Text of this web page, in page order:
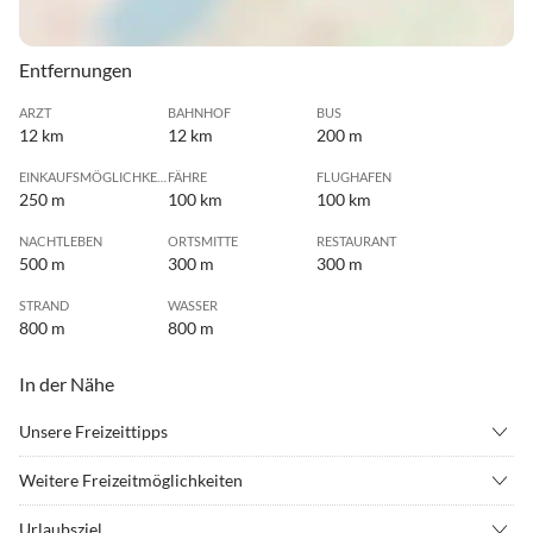
Entfernungen
ARZT
12 km
BAHNHOF
12 km
BUS
200 m
250 m
FÄHRE
100 km
FLUGHAFEN
100 km
NACHTLEBEN
500 m
ORTSMITTE
300 m
RESTAURANT
300 m
STRAND
800 m
WASSER
800 m
In der Nähe
Unsere Freizeittipps
• Freibad
Weitere Freizeitmöglichkeiten